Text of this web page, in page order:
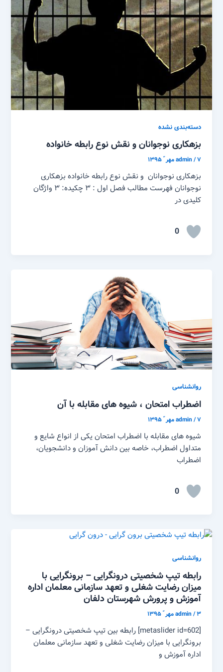
دسته‌بندی نشده
بزهکاری نوجوانان و نقش نوع رابطه خانواده
admin/۷ مهر ّ ۱۳۹۵
بزهکاری نوجوانان و نقش نوع رابطه خانواده بزهکاری
نوجوانان فهرست مطالب فصل اول : ۳ چکیده: ۳ واژگان
کلیدی در
0
روانشناسی
اضطراب امتحان ، شیوه های مقابله با آن
admin/۷ مهر ّ ۱۳۹۵
شیوه های مقابله با اضطراب امتحان یکی از انواع شایع و
متداول اضطراب، خاصه بین دانش آموزان و دانشجویان،
اضطراب
0
روانشناسی
رابطه تیپ شخصیتی درونگرایی – برونگرایی با
میزان رضایت شغلی و تعهد سازمانی معلمان اداره
آموزش و پرورش شهرستان دلفان
admin/۳ مهر ّ ۱۳۹۵
[metaslider id=602] رابطه بین تیپ شخصیتی درونگرایی –
برونگرایی با میزان رضایت شغلی و تعهد سازمانی معلمان
اداره آموزش و